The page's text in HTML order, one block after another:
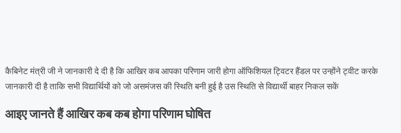
कैबिनेट मंत्री जी ने जानकारी दे दी है कि आखिर कब आपका परिणाम जारी होगा ऑफिशियल ट्विटर हैंडल पर उन्होंने ट्वीट करके
जानकारी दी है ताकि सभी विद्यार्थियों को जो असमंजस की स्थिति बनी हुई है उस स्थिति से विद्यार्थी बाहर निकल सकें
आइए जानते हैं आखिर कब कब होगा परिणाम घोषित